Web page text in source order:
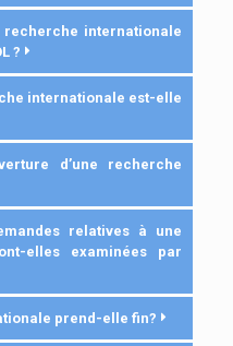
recherche internationale
?
internationale est-elle
d’une recherche
relatives à une
elles examinées par
prend-elle fin?